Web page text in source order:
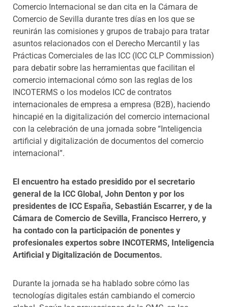
Comercio Internacional se dan cita en la Cámara de
Comercio de Sevilla durante tres días en los que se
reunirán las comisiones y grupos de trabajo para tratar
asuntos relacionados con el Derecho Mercantil y las
Prácticas Comerciales de las ICC (ICC CLP Commission)
para debatir sobre las herramientas que facilitan el
comercio internacional cómo son las reglas de los
INCOTERMS o los modelos ICC de contratos
internacionales de empresa a empresa (B2B), haciendo
hincapié en la digitalización del comercio internacional
con la celebración de una jornada sobre “Inteligencia
artificial y digitalización de documentos del comercio
internacional”.
El encuentro ha estado presidido por el secretario
general de la ICC Global, John Denton y por los
presidentes de ICC España, Sebastián Escarrer, y de la
Cámara de Comercio de Sevilla, Francisco Herrero, y
ha contado con la participación de ponentes y
profesionales expertos sobre INCOTERMS, Inteligencia
Artificial y Digitalización de Documentos.
Durante la jornada se ha hablado sobre cómo las
tecnologías digitales están cambiando el comercio